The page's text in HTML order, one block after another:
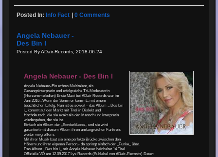
Posted In: Info Fact |0 Comments
Angela Nebauer -
Des Bin I
Posted By ADair-Records, 2018-06-24
Angela Nebauer - Des Bin I
Angela Nebauer-Ein echtes Multitalent, als
Gesangsinterpretin und erfolgreiche TV-Moderatorin
(Herzensmelodien) Erste Maxi bei ADair Records war im
Juni 2016 ,,Wenn der Sommer kommt,, mit einem
beachtlichen Erfolg. Nun ist es soweit – das Album ,, Des bin
i,, kommt auf den Markt mit Titel in Dialekt und
Hochdeutsch, die sie exakt als den Mensch und interpretin
wiedergeben, der sie ist.
Einfach ein Album der ,,Sonderklasse,, und sie wird
garantiert mit diesem Album ihren umfangreichen Fankreis
weiter vergrößern.
Mit ihrer Musik baut sie eine perfekte Brücke zwischen den
Hörern und ihrer eigenen Person,- da springt einfach der ,,Funke,, über.
Das Album ,,Des bin i,, mit Angela Nebauer beinhaltet 14 Titel.
Offizielle VÖ am 12.09.2017 Lyx Records (Sublabel von ADair-Records) Daten: